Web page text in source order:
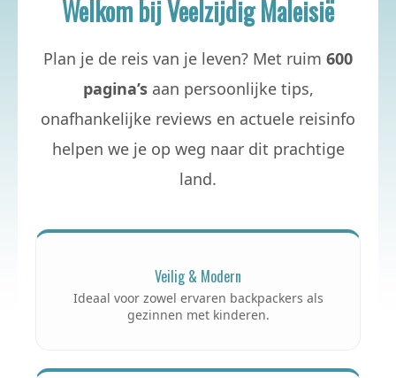
Welkom bij Veelzijdig Maleisië
Plan je de reis van je leven? Met ruim 600
pagina’saan persoonlijke tips,
onafhankelijke reviews en actuele reisinfo
helpen we je op weg naar dit prachtige
land.
Veilig & Modern
Ideaal voor zowel ervaren backpackers als
gezinnen met kinderen.